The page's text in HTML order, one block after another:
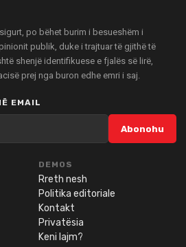
po bëhet burim i besueshëm i
publik, duke i trajtuar të gjithë të
shenjë identifikuese e fjalës së lirë,
prej nga buron edhe emri i saj.
EMAIL
Abonohu
DEMOS
Rreth nesh
Politika editoriale
Kontakt
Privatësia
Keni lajm?